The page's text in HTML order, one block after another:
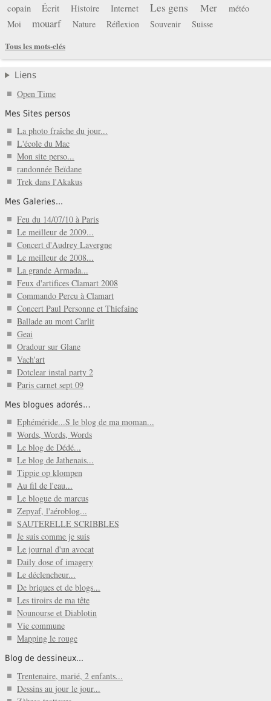
copain Écrit Histoire Internet Les gens Mer
météo
Moi
mouarf Nature Réflexion Souvenir
Suisse
Tous les mots-clés
Liens
Open Time
Mes Sites persos
La photo fraîche du jour...
L'école du Mac
Mon site perso...
randonnée Beïdane
Trek dans l'Akakus
Mes Galeries...
Feu du 14/07/10 à Paris
Le meilleur de 2009...
Concert d'Audrey Lavergne
Le meilleur de 2008...
La grande Armada...
Feux d'artifices Clamart 2008
Commando Percu à Clamart
Concert Paul Personne et Thiefaine
Ballade au mont Carlit
Geai
Oradour sur Glane
Vach'art
Dotclear instal party 2
Paris carnet sept 09
Mes blogues adorés…
Ephéméride...S le blog de ma moman...
Words, Words, Words
Le blog de Dédé...
Le blog de Jathenais...
Tippie op klompen
Au fil de l'eau...
Le blogue de marcus
Zepyaf, l'aéroblog...
SAUTERELLE SCRIBBLES
Je suis comme je suis
Le journal d'un avocat
Daily dose of imagery
Le déclencheur...
De briques et de blogs...
Les tiroirs de ma tête
Nounourse et Diablotin
Vie commune
Mapping le rouge
Blog de dessineux...
Trentenaire, marié, 2 enfants...
Dessins au jour le jour...